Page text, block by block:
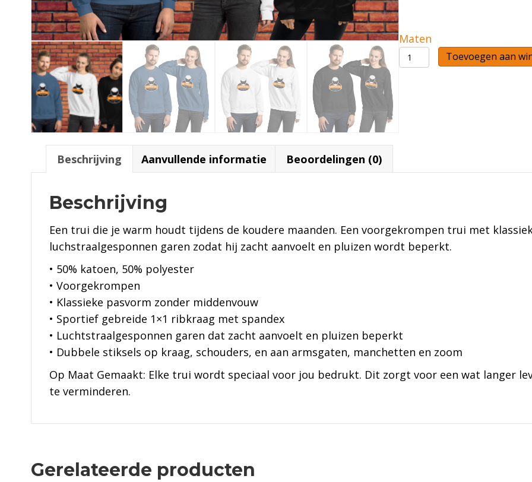
Maten
Trui
aantal
Toevoegen aan
Beschrijving Aanvullende informatie Beoordelingen (0)
Beschrijving
Een trui die je warm houdt tijdens de koudere maanden. Een voorgekrompen trui met
luchstraalgesponnen garen zodat hij zacht aanvoelt en pluizen wordt beperkt.
• 50% katoen, 50% polyester
• Voorgekrompen
• Klassieke pasvorm zonder middenvouw
• Sportief gebreide 1×1 ribkraag met spandex
• Luchtstraalgesponnen garen dat zacht aanvoelt en pluizen beperkt
• Dubbele stiksels op kraag, schouders, en aan armsgaten, manchetten en zoom
Op Maat Gemaakt: Elke trui wordt speciaal voor jou bedrukt. Dit zorgt voor een wat langer
te verminderen.
Gerelateerde producten